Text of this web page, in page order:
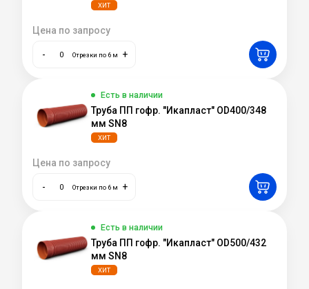
ХИТ
Цена по запросу
- Отрезки по 6 м +
Есть в наличии
Труба ПП гофр. "Икапласт" OD400/348
мм SN8
ХИТ
Цена по запросу
- Отрезки по 6 м +
Есть в наличии
Труба ПП гофр. "Икапласт" OD500/432
мм SN8
ХИТ